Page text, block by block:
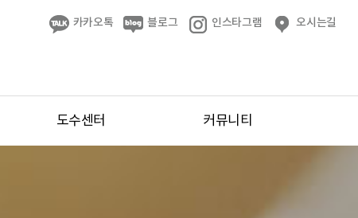
카카오톡 블로그 인스타그램 오시는길
도수센터 커뮤니티